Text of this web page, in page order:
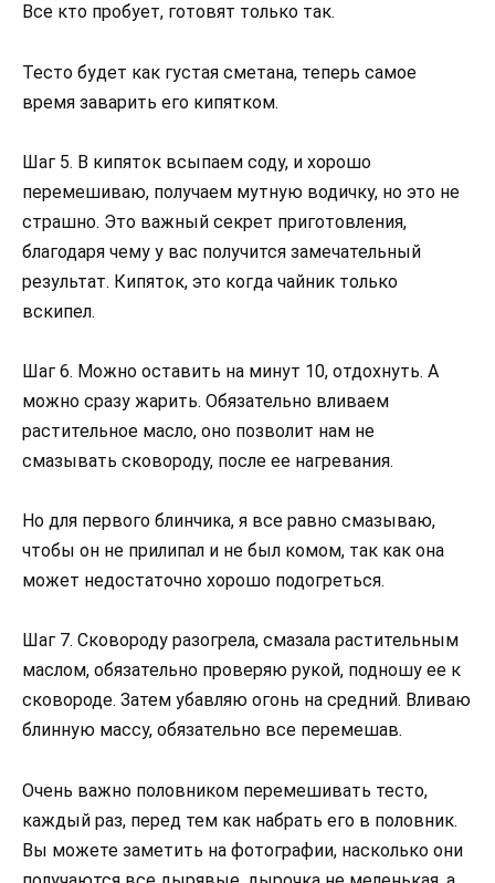
Все кто пробует, готовят только так.
Тесто будет как густая сметана, теперь самое
время заварить его кипятком.
Шаг 5. В кипяток всыпаем соду, и хорошо
перемешиваю, получаем мутную водичку, но это не
страшно. Это важный секрет приготовления,
благодаря чему у вас получится замечательный
результат. Кипяток, это когда чайник только
вскипел.
Шаг 6. Можно оставить на минут 10, отдохнуть. А
можно сразу жарить. Обязательно вливаем
растительное масло, оно позволит нам не
смазывать сковороду, после ее нагревания.
Но для первого блинчика, я все равно смазываю,
чтобы он не прилипал и не был комом, так как она
может недостаточно хорошо подогреться.
Шаг 7. Сковороду разогрела, смазала растительным
маслом, обязательно проверяю рукой, подношу ее к
сковороде. Затем убавляю огонь на средний. Вливаю
блинную массу, обязательно все перемешав.
Очень важно половником перемешивать тесто,
каждый раз, перед тем как набрать его в половник.
Вы можете заметить на фотографии, насколько они